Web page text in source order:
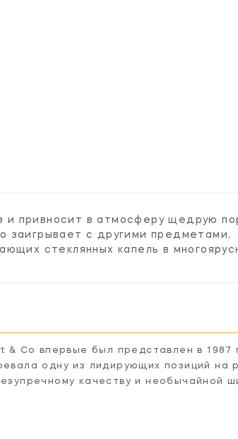
и привносит в атмосферу щедрую
заигрывает с другими предметами,
стеклянных капель в
Co впервые был представлен в 1987
одну из лидирующих позиций на
качеству и необычайной